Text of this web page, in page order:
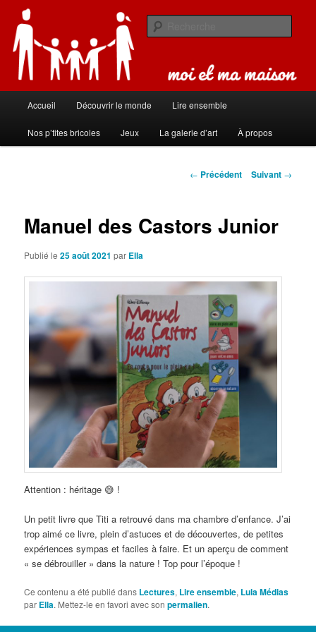
contenu
principalMoi et ma maison
Carnet de bord de famille
principal
Accueil Découvrir le monde Lire ensemble
Nos p’tites bricoles Jeux La galerie d’art À propos
Navigation
← Précédent Suivant →
Manuel des Castors Junior
Publié le25 août 2021 par Ella
Attention : héritage 😅 !
Un petit livre que Titi a retrouvé dans ma chambre d’enfance. J’ai
trop aimé ce livre, plein d’astuces et de découvertes, de petites
expériences sympas et faciles à faire. Et un aperçu de comment
« se débrouiller » dans la nature ! Top pour l’époque !
Ce contenu a été publié dans Lectures, Lire ensemble, Lula Médias
par Ella. Mettez-le en favori avec sonpermalien.